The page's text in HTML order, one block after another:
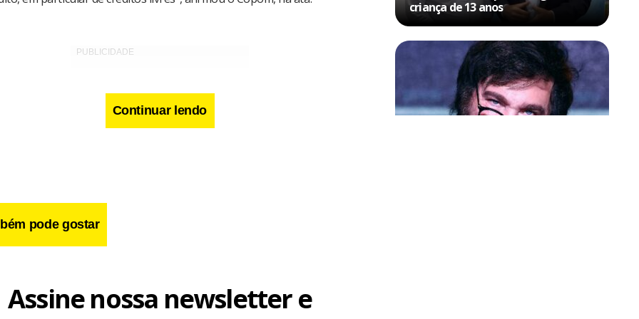
trimestre, o IBC-Br ex-agropecuária, que exclui os efeitos do setor na
Continuar lendo
pode gostar
criança de 13 anos
Assine nossa newsletter e